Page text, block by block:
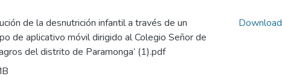
de la desnutrición infantil a través de un
de aplicativo móvil dirigido al Colegio Señor de
del distrito de Paramonga’ (1).pdf
Download